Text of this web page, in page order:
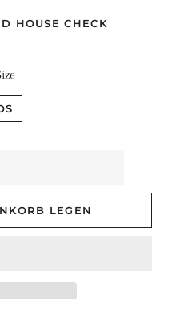
HOUSE CHECK
LEGEN